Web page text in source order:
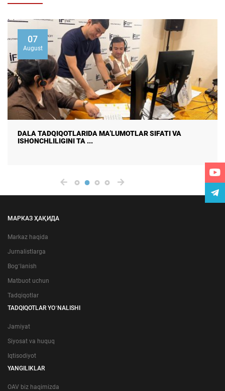
07
August
DALA TADQIQOTLARIDA MA’LUMOTLAR SIFATI VA
ISHONCHLILIGINI TA ...
МАРКАЗ ҲАҚИДА
Markaz haqida
Jurnalistlarga
Bogʻlanish
Matbuot uchun
Tadqiqotlar
TADQIQOTLAR YOʻNALISHI
Jamiyat
Siyosat va huquq
Iqtisodiyot
YANGILIKLAR
OAV biz haqimizda